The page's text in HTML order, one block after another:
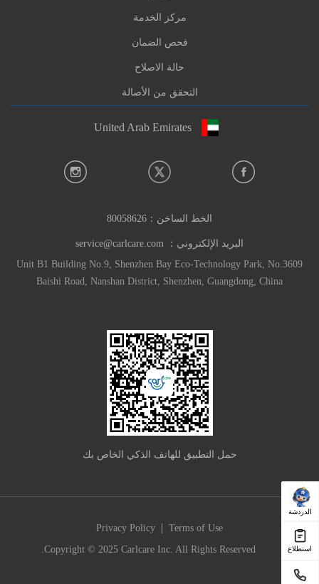
Near NMC Royal Hospital, Al Zahra street, N
ear clock tower, Rolla, Sharjah |
الهاتف:+971-67310941
علامة تجارية: Infinix,TECNO,itel
معلومات خطأ في التعليق
الدردشة
استطلاع
مركز الخدمة
فحص الضمان
حالة الاصلاح
التحقق من الأصالة
United Arab Emirates
الخط الساخن： 80058626
البريد الإلكتروني： service@carlcare.com
Unit B1 Building No.9, Shenzhen Bay Eco-Technology Park, No.3609
Baishi Road, Nanshan District, Shenzhen, Guangdong, China
حمل التطبيق للهاتف الذكي الخاص بك
Privacy Policy | Terms of Use
Copyright © 2025 Carlcare Inc. All Rights Reserved.